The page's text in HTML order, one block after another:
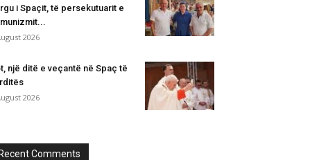
i Spaçit, të persekutuarit e
2026
një ditë e veçantë në Spaç të
2026
Recent Comments